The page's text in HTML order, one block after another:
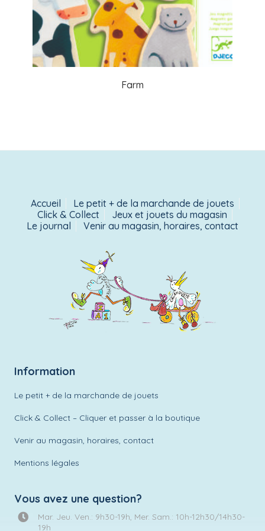
Farm
Accueil
Le petit + de la marchande de jouets
Click & Collect
Jeux et jouets du magasin
Le journal
Venir au magasin, horaires, contact
Information
Le petit + de la marchande de jouets
Click & Collect – Cliquer et passer à la boutique
Venir au magasin, horaires, contact
Mentions légales
Vous avez une question?
Mar. Jeu. Ven.: 9h30-19h, Mer. Sam.: 10h-12h30/14h30-
19h